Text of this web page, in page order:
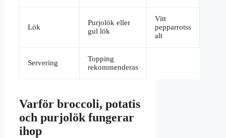
Lök
Purjolök eller
gul lök
Vitt
pepparrotss
alt
Servering
Topping
rekommenderas
Varför broccoli, potatis
och purjolök fungerar
ihop